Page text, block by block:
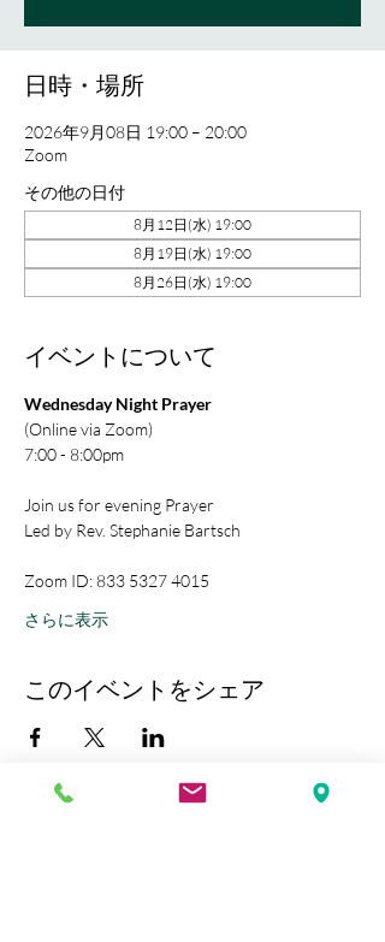
日時・場所
2026年9月08日 19:00 – 20:00
Zoom
その他の日付
8月12日(水) 19:00
8月19日(水) 19:00
8月26日(水) 19:00
イベントについて
Wednesday Night Prayer
(Online via Zoom)
7:00 - 8:00pm
Join us for evening Prayer
Led by Rev. Stephanie Bartsch
Zoom ID: 833 5327 4015
さらに表示
このイベントをシェア